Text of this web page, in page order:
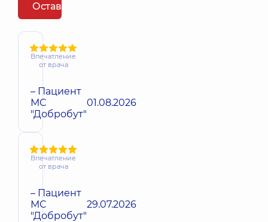
Оставить отзыв
Впечатление
от врача
– Пациент
МС
"Добробут"
01.08.2026
Впечатление
от врача
– Пациент
МС
"Добробут"
29.07.2026